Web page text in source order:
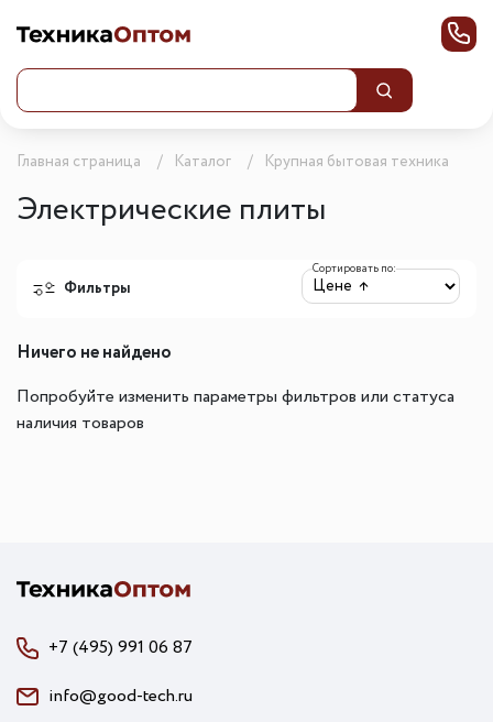
Главная страница Каталог Крупная бытовая техника
Электрические плиты
Фильтры
Сортировать по:
Ничего не найдено
Попробуйте изменить параметры фильтров или статуса
наличия товаров
+7 (495) 991 06 87
info@good-tech.ru